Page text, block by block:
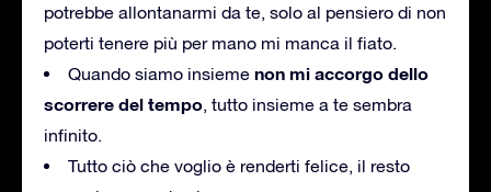
potrebbe allontanarmi da te, solo al pensiero di non
poterti tenere più per mano mi manca il fiato.
Quando siamo insieme non mi accorgo dello
scorrere del tempo, tutto insieme a te sembra
infinito.
Tutto ciò che voglio è renderti felice, il resto